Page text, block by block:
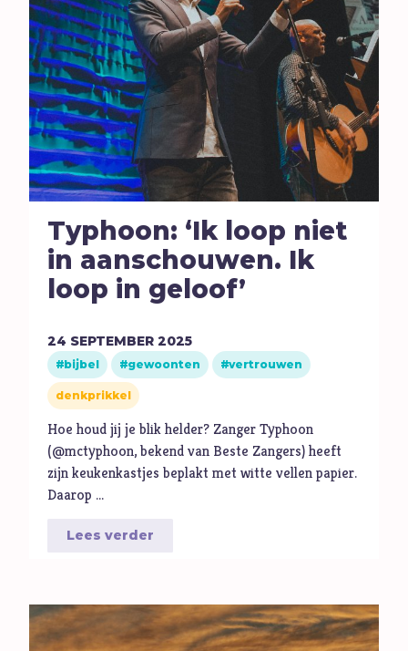
Typhoon: ‘Ik loop niet
in aanschouwen. Ik
loop in geloof’
24 SEPTEMBER 2025
bijbel gewoonten vertrouwen
denkprikkel
Hoe houd jij je blik helder? Zanger Typhoon
(@mctyphoon, bekend van Beste Zangers) heeft
zijn keukenkastjes beplakt met witte vellen papier.
Daarop …
Lees verder